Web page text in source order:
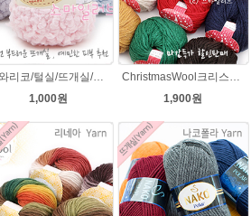
훈와리코/털실/뜨개실/뜨개질실/손뜨개실/목도리털실/뜨게실/뜨게질/손뜨개질실
1,000원
1,900원